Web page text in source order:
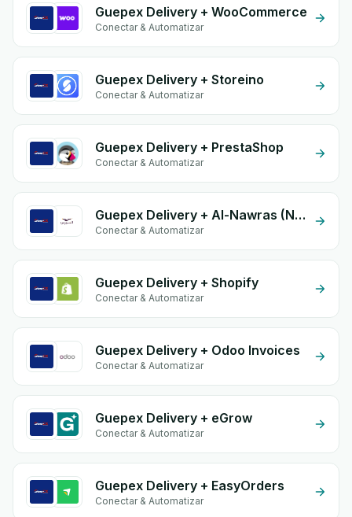
Guepex Delivery + WooCommerce
Conectar & Automatizar
Guepex Delivery + Storeino
Conectar & Automatizar
Guepex Delivery + PrestaShop
Conectar & Automatizar
Guepex Delivery + Al-Nawras (Nawris)
Conectar & Automatizar
Guepex Delivery + Shopify
Conectar & Automatizar
Guepex Delivery + Odoo Invoices
Conectar & Automatizar
Guepex Delivery + eGrow
Conectar & Automatizar
Guepex Delivery + EasyOrders
Conectar & Automatizar